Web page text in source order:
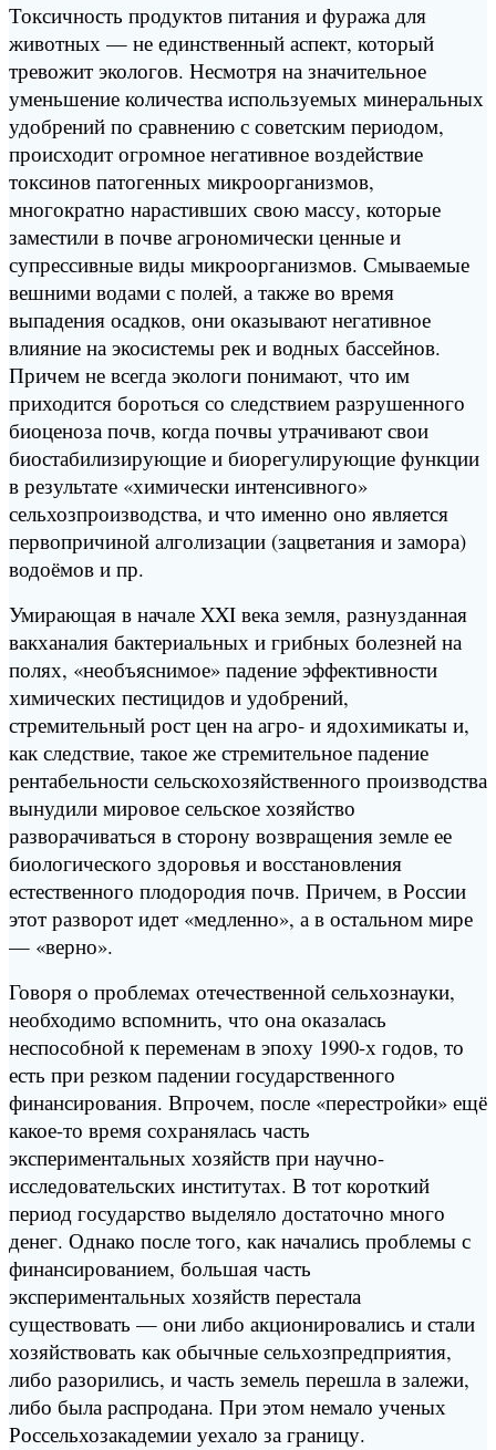
Токсичность продуктов питания и фуража для
животных — не единственный аспект, который
тревожит экологов. Несмотря на значительное
уменьшение количества используемых минеральных
удобрений по сравнению с советским периодом,
происходит огромное негативное воздействие
токсинов патогенных микроорганизмов,
многократно нарастивших свою массу, которые
заместили в почве агрономически ценные и
супрессивные виды микроорганизмов. Смываемые
вешними водами с полей, а также во время
выпадения осадков, они оказывают негативное
влияние на экосистемы рек и водных бассейнов.
Причем не всегда экологи понимают, что им
приходится бороться со следствием разрушенного
биоценоза почв, когда почвы утрачивают свои
биостабилизирующие и биорегулирующие функции
в результате «химически интенсивного»
сельхозпроизводства, и что именно оно является
первопричиной алголизации (зацветания и замора)
водоёмов и пр.
Умирающая в начале XXI века земля, разнузданная
вакханалия бактериальных и грибных болезней на
полях, «необъяснимое» падение эффективности
химических пестицидов и удобрений,
стремительный рост цен на агро‑ и ядохимикаты и,
как следствие, такое же стремительное падение
рентабельности сельскохозяйственного производства
вынудили мировое сельское хозяйство
разворачиваться в сторону возвращения земле ее
биологического здоровья и восстановления
естественного плодородия почв. Причем, в России
этот разворот идет «медленно», а в остальном мире
— «верно».
Говоря о проблемах отечественной сельхознауки,
необходимо вспомнить, что она оказалась
неспособной к переменам в эпоху 1990-х годов, то
есть при резком падении государственного
финансирования. Впрочем, после «перестройки» ещё
какое-то время сохранялась часть
экспериментальных хозяйств при научно-
исследовательских институтах. В тот короткий
период государство выделяло достаточно много
денег. Однако после того, как начались проблемы с
финансированием, большая часть
экспериментальных хозяйств перестала
существовать — они либо акционировались и стали
хозяйствовать как обычные сельхозпредприятия,
либо разорились, и часть земель перешла в залежи,
либо была распродана. При этом немало ученых
Россельхозакадемии уехало за границу.